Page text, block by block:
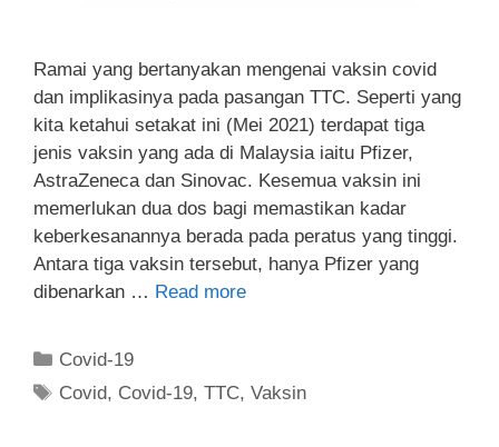
Ramai yang bertanyakan mengenai vaksin covid
dan implikasinya pada pasangan TTC. Seperti yang
kita ketahui setakat ini (Mei 2021) terdapat tiga
jenis vaksin yang ada di Malaysia iaitu Pfizer,
AstraZeneca dan Sinovac. Kesemua vaksin ini
memerlukan dua dos bagi memastikan kadar
keberkesanannya berada pada peratus yang tinggi.
Antara tiga vaksin tersebut, hanya Pfizer yang
dibenarkan … Read more
Covid-19
Covid, Covid-19,TTC,Vaksin